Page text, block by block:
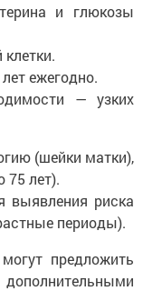
и глюкозы
ежегодно.
— узких
(шейки матки),
75 лет).
риска
периоды).
предложить